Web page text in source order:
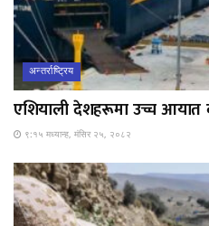
अन्तर्राष्ट्रिय
एशियाली देशहरूमा उच्च आयात
९:१५ मध्यान्ह, मंसिर २५, २०८२